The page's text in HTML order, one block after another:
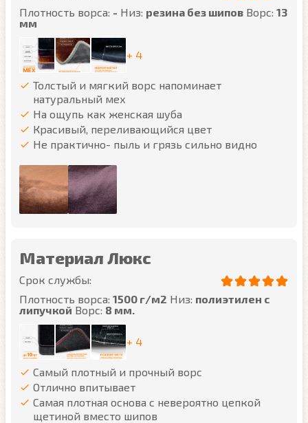
Плотность ворса: - Низ: резина без шипов Ворс: 13
мм
+ 4
Толстый и мягкий ворс напоминает
натуральный мех
На ощупь как женская шуба
Красивый, переливающийся цвет
Не практично- пыль и грязь сильно видно
Материал Люкс
Срок службы:
Плотность ворса: 1500 г/м2 Низ: полиэтилен с
липучкой Ворс: 8 мм.
+ 4
Самый плотный и прочный ворс
Отлично впитывает
Самая плотная основа с невероятно цепкой
щетиной вместо шипов